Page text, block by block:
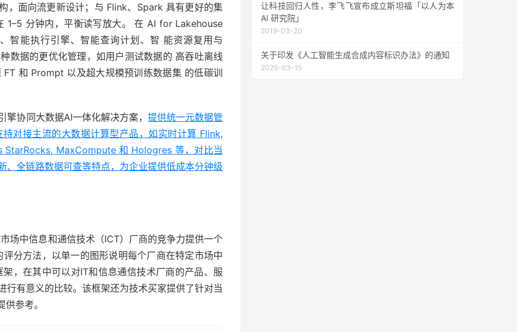
，面向流更新设计；与 Flink、Spark 具有更好的集
1–5 分钟内，平衡读写放大。 在 AI for Lakehouse
智能执行引擎、智能查询计划、智 能资源复用与
数据的更优化管理，如用户测试数据的 高吞吐离线
和 Prompt 以及超大规模预训练数据集 的低碳训
协同⼤数据AI⼀体化解决⽅案， 提供统⼀元数据管
对接主流的大数据计算型产品，如实时计算 Flink,
StarRocks, MaxCompute 和 Hologres 等，对比当
全链路数据可查等特点，为企业提供低成本分钟级
场中信息和通信技术（ICT）厂商的竞争力提供一个
分方法，以单一的图形说明每个厂商在特定市场中
，在其中可以对IT和信息通信技术厂商的产品、服
有意义的比较。该框架还为技术买家提供了针对当
参考。
让科技回归人性，李飞飞宣布成立斯坦福「以人为本
AI 研究院」
2019-03-20
关于印发《人工智能生成合成内容标识办法》的通知
2025-03-15